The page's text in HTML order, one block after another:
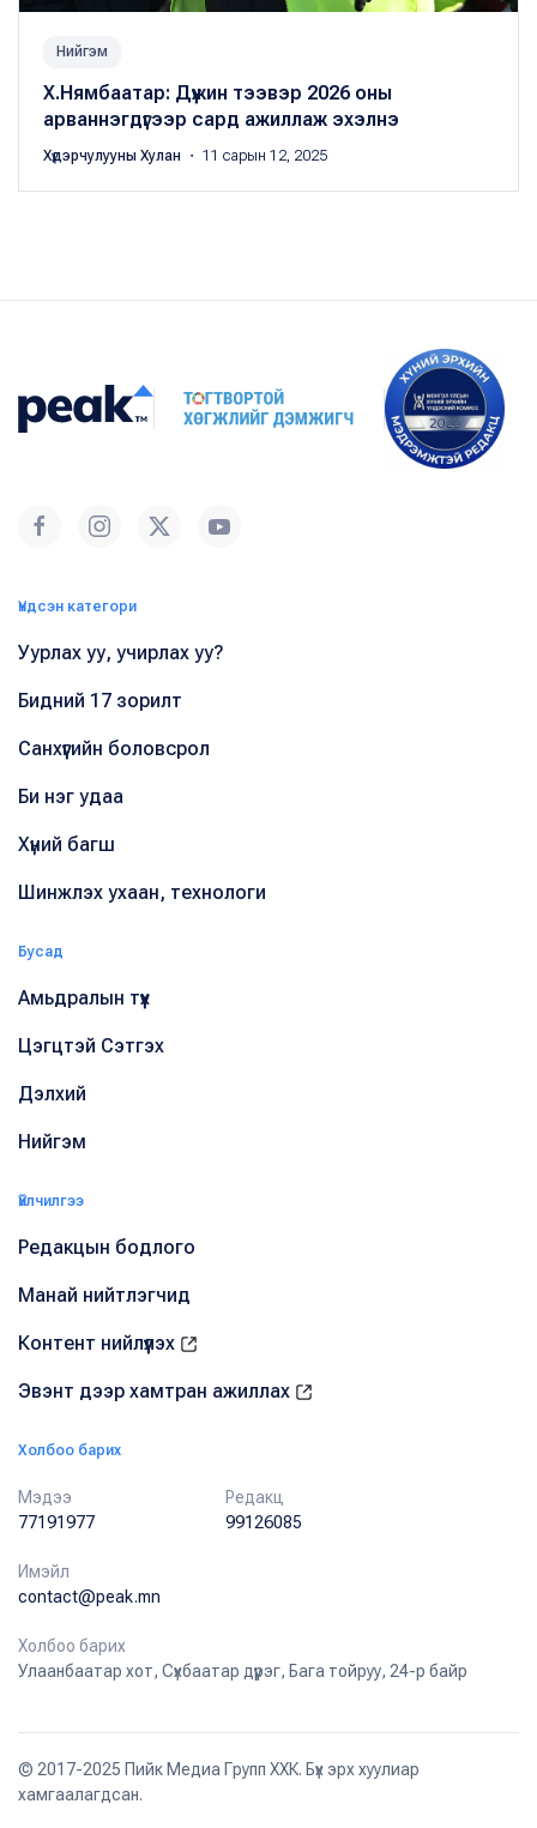
Нийгэм
Х.Нямбаатар: Дүүжин тээвэр 2026 оны
арваннэгдүгээр сард ажиллаж эхэлнэ
Хүдэрчулууны Хулан ・ 11 сарын 12, 2025
Үндсэн категори
Уурлах уу, учирлах уу?
Бидний 17 зорилт
Санхүүгийн боловсрол
Би нэг удаа
Хүний багш
Шинжлэх ухаан, технологи
Бусад
Амьдралын түүх
Цэгцтэй Сэтгэх
Дэлхий
Нийгэм
Үйлчилгээ
Редакцын бодлого
Манай нийтлэгчид
Контент нийлүүлэх
Эвэнт дээр хамтран ажиллах
Холбоо барих
Мэдээ
77191977
Редакц
99126085
Имэйл
contact@peak.mn
Холбоо барих
Улаанбаатар хот, Сүхбаатар дүүрэг, Бага тойруу, 24-р байр
© 2017-2025 Пийк Медиа Групп ХХК. Бүх эрх хуулиар
хамгаалагдсан.